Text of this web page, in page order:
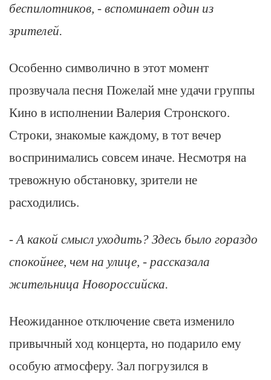
беспилотников, - вспоминает один из
зрителей.
Особенно символично в этот момент
прозвучала песня Пожелай мне удачи группы
Кино в исполнении Валерия Стронского.
Строки, знакомые каждому, в тот вечер
воспринимались совсем иначе. Несмотря на
тревожную обстановку, зрители не
расходились.
- А какой смысл уходить? Здесь было гораздо
спокойнее, чем на улице, - рассказала
жительница Новороссийска.
Неожиданное отключение света изменило
привычный ход концерта, но подарило ему
особую атмосферу. Зал погрузился в